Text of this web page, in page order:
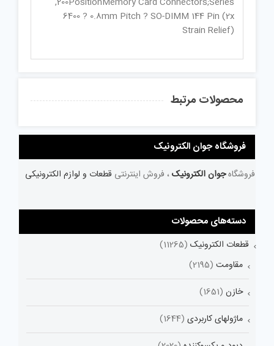
6400 ? 0.8mm Pitch ? SO-DIMM 144 Pin (2x
Strain Relief)
محصولات مرتبط
فروشگاه جوان الکترونیک
فروشگاهجوان الکترونیک ، فروش اینترنتی قطعات و لوازم الکترونیکی
دسته‌های محصولات
قطعات الکترونیک (11265)
مقاومت (2195)
خازن (1651)
ماژولهای کاربردی (1644)